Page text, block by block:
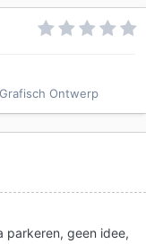
Ontwerp
parkeren, geen idee,